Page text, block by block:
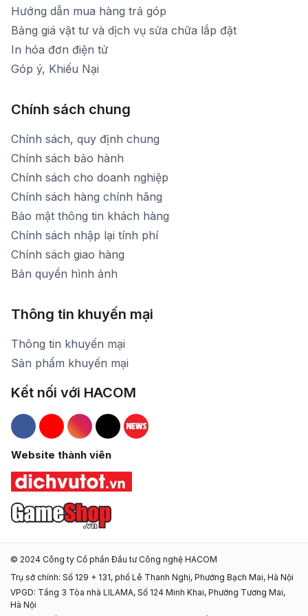
Hướng dẫn mua hàng trả góp
Bảng giá vật tư và dịch vụ sửa chữa lắp đặt
In hóa đơn điện tử
Góp ý, Khiếu Nại
Chính sách chung
Chính sách, quy định chung
Chính sách bảo hành
Chính sách cho doanh nghiệp
Chính sách hàng chính hãng
Bảo mật thông tin khách hàng
Chính sách nhập lại tính phí
Chính sách giao hàng
Bản quyền hình ảnh
Thông tin khuyến mại
Thông tin khuyến mại
Sản phẩm khuyến mại
Kết nối với HACOM
Hacom Facebook
Hacom YouTube
Hacom Instagram
Hacom TikTok
Website thành viên
© 2024 Công ty Cổ phần Đầu tư Công nghệ HACOM
Trụ sở chính: Số 129 + 131, phố Lê Thanh Nghị, Phường Bạch Mai, Hà Nội
VPGD: Tầng 3 Tòa nhà LILAMA, Số 124 Minh Khai, Phường Tương Mai,
Hà Nội